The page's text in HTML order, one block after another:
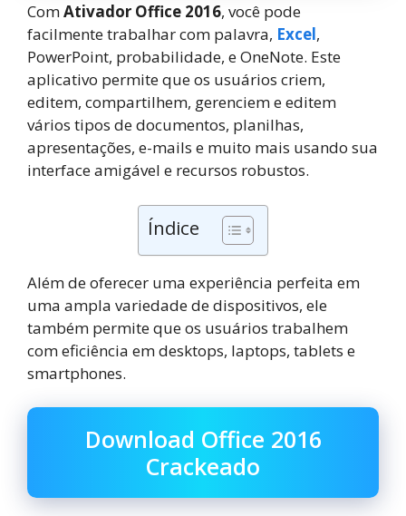
ComAtivador Office 2016, você pode
facilmente trabalhar com palavra, Excel,
PowerPoint, probabilidade, e OneNote. Este
aplicativo permite que os usuários criem,
editem, compartilhem, gerenciem e editem
vários tipos de documentos, planilhas,
apresentações, e-mails e muito mais usando sua
interface amigável e recursos robustos.
Índice
Além de oferecer uma experiência perfeita em
uma ampla variedade de dispositivos, ele
também permite que os usuários trabalhem
com eficiência em desktops, laptops, tablets e
smartphones.
Download Office 2016
Crackeado